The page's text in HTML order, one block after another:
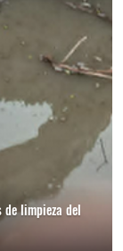
limpieza del